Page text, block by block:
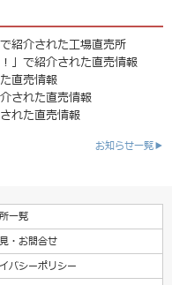
紹介された工場直売所
」で紹介された直売情報
直売情報
された直売情報
れた直売情報
お知らせ一覧▶
一覧
・お問合せ
バシーポリシー